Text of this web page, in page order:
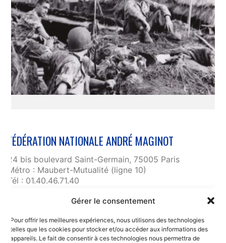
Gérer le consentement
Pour offrir les meilleures expériences, nous utilisons des technologies
telles que les cookies pour stocker et/ou accéder aux informations des
appareils. Le fait de consentir à ces technologies nous permettra de
FÉDÉRATION NATIONALE ANDRÉ MAGINOT
24 bis boulevard Saint-Germain, 75005 Paris
Métro : Maubert-Mutualité (ligne 10)
Tél : 01.40.46.71.40
fnam@maginot.asso.fr
Liens utiles
RGPD et confidentialité des données